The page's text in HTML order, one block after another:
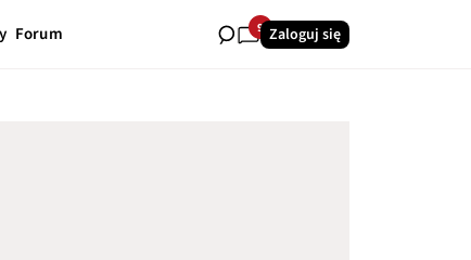
Forum 9 Zaloguj się